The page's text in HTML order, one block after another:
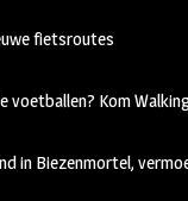
fietsroutes
voetballen? Kom
in Biezenmortel,